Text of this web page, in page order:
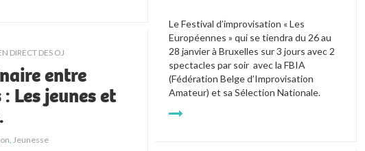
Le Festival d’improvisation « Les
Européennes » qui se tiendra du 26 au
28 janvier à Bruxelles sur 3 jours avec 2
spectacles par soir  avec la FBIA
(Fédération Belge d’Improvisation
Amateur) et sa Sélection Nationale.
DIRECT DES OJ
entre
Les jeunes et
Jeunesse